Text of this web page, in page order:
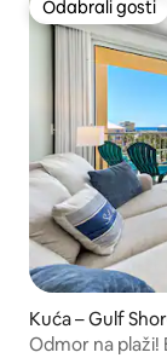
Odabrali gosti
Odabrali gosti
Kuća – Gulf
Odmor na plaži!